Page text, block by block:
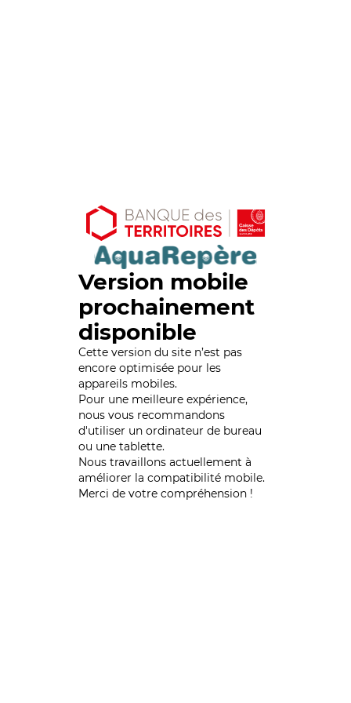
Version mobile
prochainement
disponible
Cette version du site n’est pas
encore optimisée pour les
appareils mobiles.
Pour une meilleure expérience,
nous vous recommandons
d'utiliser un ordinateur de bureau
ou une tablette.
Nous travaillons actuellement à
améliorer la compatibilité mobile.
Merci de votre compréhension !